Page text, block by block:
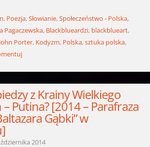
, Poezja,Słowianie,Społeczeństwo - Polska,
Pagaczewska, Blackblueardzi, blackblueart,
John Porter, Kodyzm, Polska,sztuka polska,
z Krainy Wielkiego
– Putina? [2014 – Parafraza
Gąbki” w
2014